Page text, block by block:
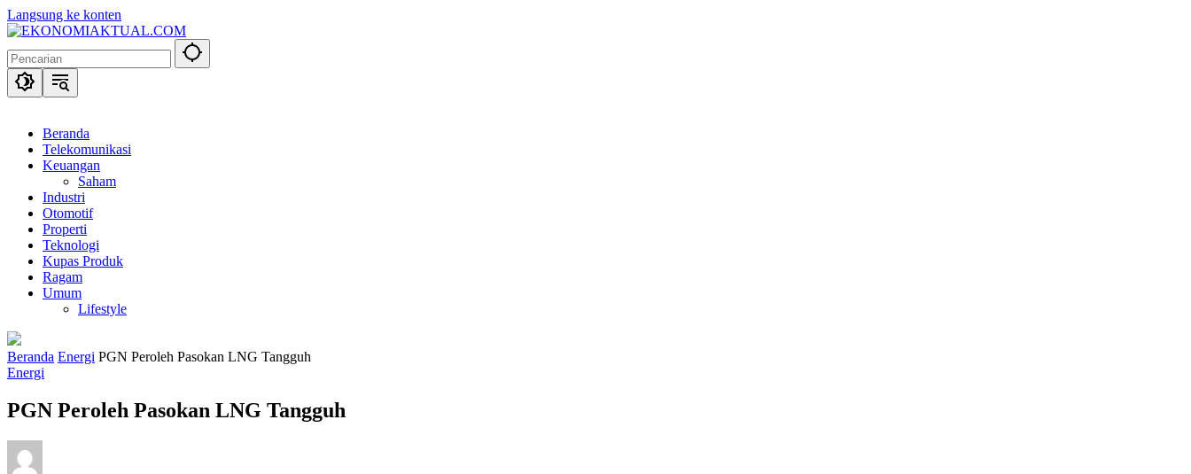
Langsung ke konten
Beranda
Telekomunikasi
Keuangan
Saham
Industri
Otomotif
Properti
Teknologi
Kupas Produk
Ragam
Umum
Lifestyle
Beranda Energi PGN Peroleh Pasokan LNG Tangguh
Energi
PGN Peroleh Pasokan LNG Tangguh